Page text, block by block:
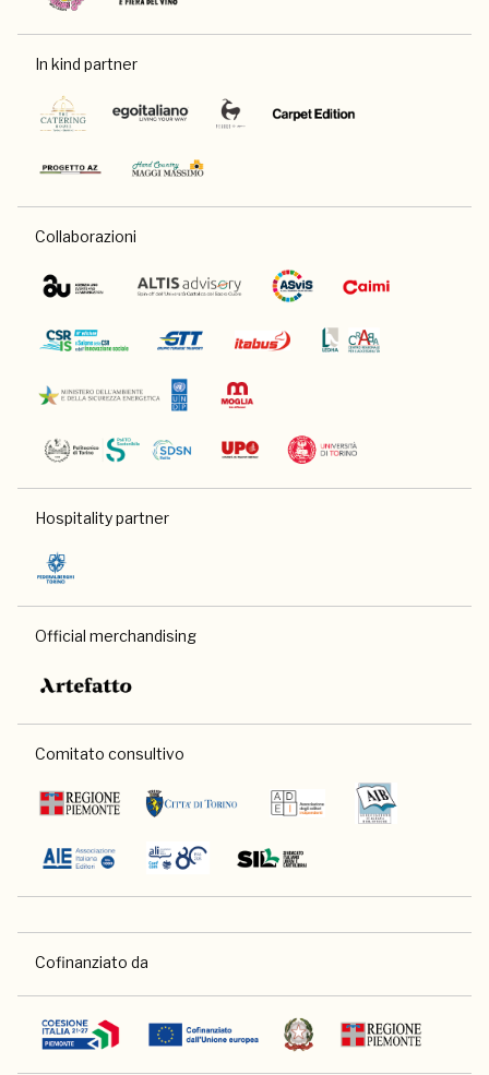
In kind partner
Collaborazioni
Hospitality partner
Official merchandising
Comitato consultivo
Cofinanziato da